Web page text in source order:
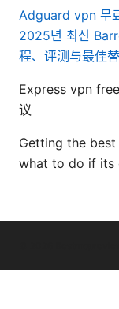
Adguard vpn 무
2025년 최신
程、评测与最佳
Express vpn
议
Getting the
what to do if its